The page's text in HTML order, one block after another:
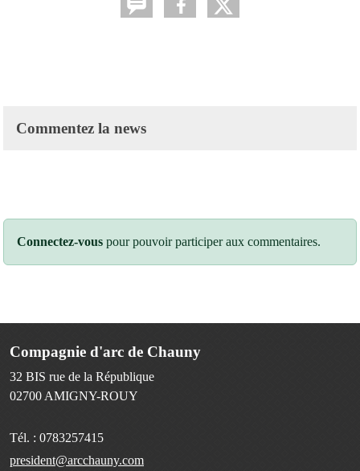
Commentez la news
Connectez-vous pour pouvoir participer aux commentaires.
Compagnie d'arc de Chauny
32 BIS rue de la République
02700 AMIGNY-ROUY
Tél. : 0783257415
president@arcchauny.com